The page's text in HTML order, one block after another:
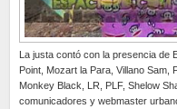
La justa contó con la presencia de
Point, Mozart la Para, Villano Sam,
Monkey Black, LR, PLF, Shelow
comunicadores y webmaster